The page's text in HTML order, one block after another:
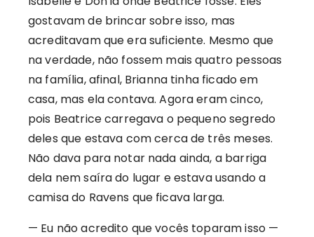
gostavam de brincar sobre isso, mas
acreditavam que era suficiente. Mesmo que
na verdade, não fossem mais quatro pessoas
na família, afinal, Brianna tinha ficado em
casa, mas ela contava. Agora eram cinco,
pois Beatrice carregava o pequeno segredo
deles que estava com cerca de três meses.
Não dava para notar nada ainda, a barriga
dela nem saíra do lugar e estava usando a
camisa do Ravens que ficava larga.
— Eu não acredito que vocês toparam isso —